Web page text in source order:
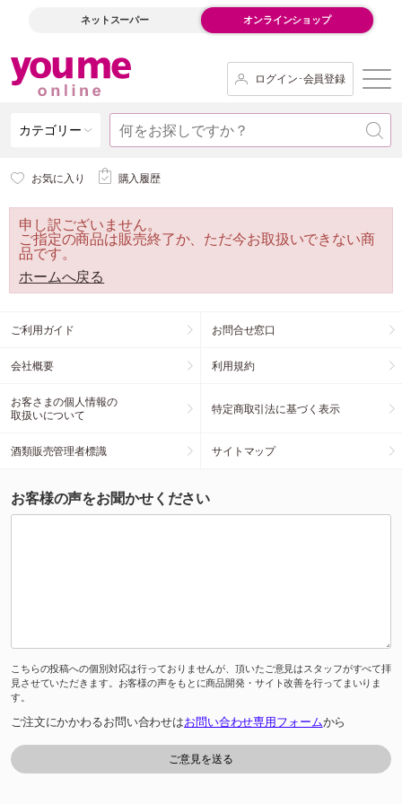
ネットスーパー オンラインショップ
ログイン･会員登録
カテゴリー
お気に入り 購入履歴
申し訳ございません。
ご指定の商品は販売終了か、ただ今お取扱いできない商
品です。
ホームへ戻る
ご利用ガイド お問合せ窓口
会社概要 利用規約
お客さまの個人情報の
取扱いについて
特定商取引法に基づく表示
酒類販売管理者標識 サイトマップ
お客様の声をお聞かせください
こちらの投稿への個別対応は行っておりませんが、頂いたご意見はスタッフがすべて拝
見させていただきます。お客様の声をもとに商品開発・サイト改善を行ってまいりま
す。
ご注文にかかわるお問い合わせはお問い合わせ専用フォームから